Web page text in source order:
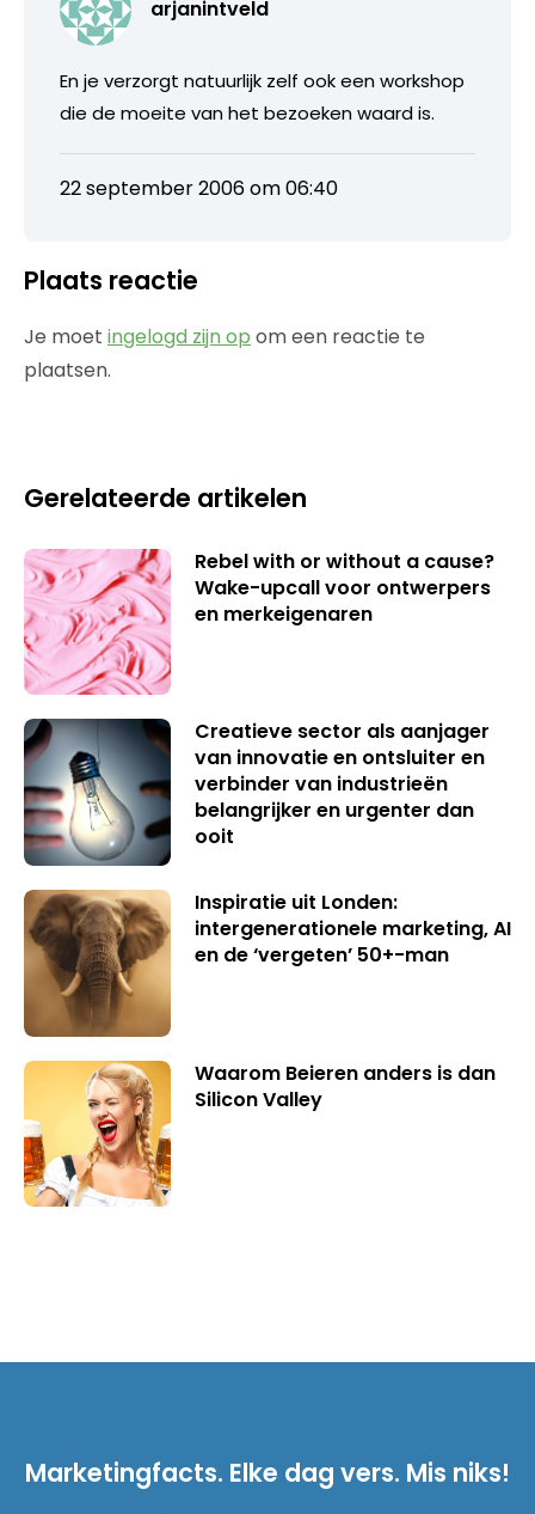
arjanintveld
En je verzorgt natuurlijk zelf ook een workshop
die de moeite van het bezoeken waard is.
22 september 2006 om 06:40
Plaats reactie
Je moet ingelogd zijn op om een reactie te
plaatsen.
Gerelateerde artikelen
Rebel with or without a cause?
Wake-upcall voor ontwerpers
en merkeigenaren
Creatieve sector als aanjager
van innovatie en ontsluiter en
verbinder van industrieën
belangrijker en urgenter dan
ooit
Inspiratie uit Londen:
intergenerationele marketing, AI
en de ‘vergeten’ 50+-man
Waarom Beieren anders is dan
Silicon Valley
Marketingfacts. Elke dag vers. Mis niks!